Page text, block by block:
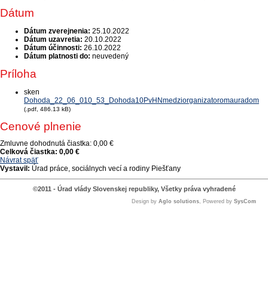
Dátum
Dátum zverejnenia: 25.10.2022
Dátum uzavretia: 20.10.2022
Dátum účinnosti: 26.10.2022
Dátum platnosti do: neuvedený
Príloha
sken
Dohoda_22_06_010_53_Dohoda10PvHNmedziorganizatoromauradom
(.pdf, 486.13 kB)
Cenové plnenie
Zmluvne dohodnutá čiastka: 0,00 €
Celková čiastka: 0,00 €
Návrat späť
Vystavil: Úrad práce, sociálnych vecí a rodiny Piešťany
©2011 - Úrad vlády Slovenskej republiky, Všetky práva vyhradené
Design by Aglo solutions, Powered by SysCom